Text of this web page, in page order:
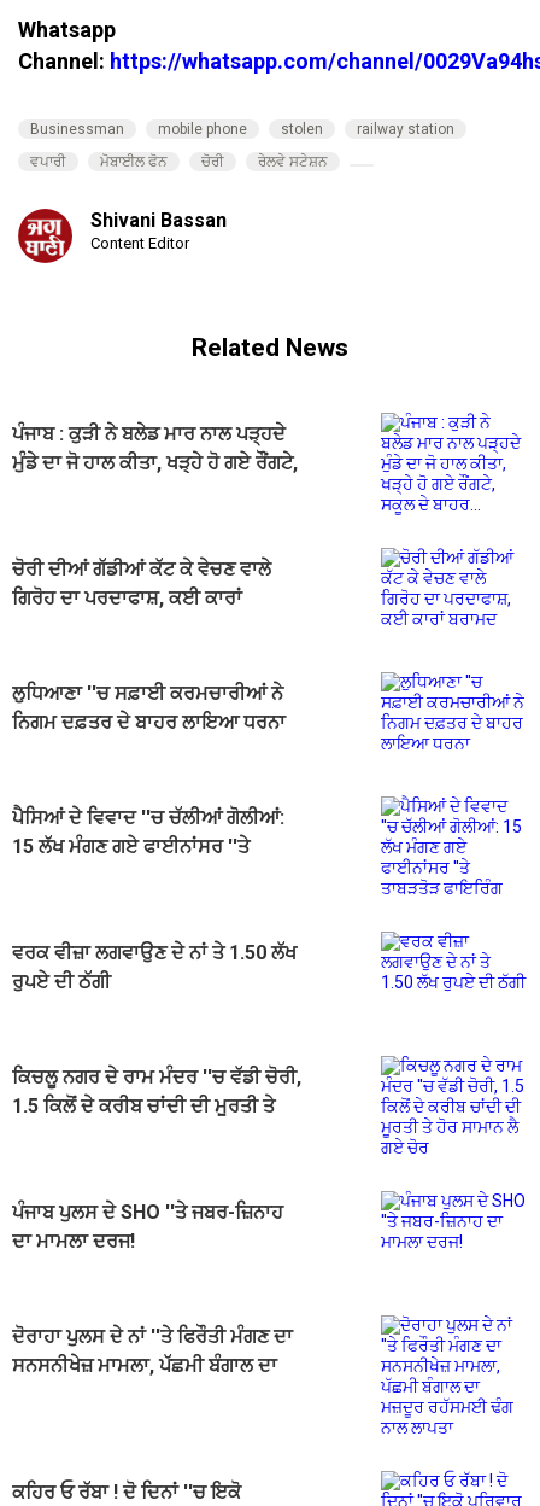
Whatsapp
Channel: https://whatsapp.com/channel/
Businessman mobile phone stolen
railway station
ਵਪਾਰੀ
ਮੋਬਾਈਲ ਫੋਨ ਚੋਰੀ ਰੇਲਵੇ ਸਟੇਸ਼ਨ
Shivani Bassan
Content Editor
Related News
ਪੰਜਾਬ : ਕੁੜੀ ਨੇ ਬਲੇਡ ਮਾਰ ਨਾਲ ਪੜ੍ਹਦੇ
ਮੁੰਡੇ ਦਾ ਜੋ ਹਾਲ ਕੀਤਾ, ਖੜ੍ਹੇ ਹੋ ਗਏ ਰੌਂਗਟੇ,
ਚੋਰੀ ਦੀਆਂ ਗੱਡੀਆਂ ਕੱਟ ਕੇ ਵੇਚਣ ਵਾਲੇ
ਗਿਰੋਹ ਦਾ ਪਰਦਾਫਾਸ਼, ਕਈ ਕਾਰਾਂ
ਲੁਧਿਆਣਾ ''ਚ ਸਫ਼ਾਈ ਕਰਮਚਾਰੀਆਂ ਨੇ
ਨਿਗਮ ਦਫ਼ਤਰ ਦੇ ਬਾਹਰ ਲਾਇਆ ਧਰਨਾ
ਪੈਸਿਆਂ ਦੇ ਵਿਵਾਦ ''ਚ ਚੱਲੀਆਂ ਗੋਲੀਆਂ:
15 ਲੱਖ ਮੰਗਣ ਗਏ ਫਾਈਨਾਂਸਰ ''ਤੇ
ਵਰਕ ਵੀਜ਼ਾ ਲਗਵਾਉਣ ਦੇ ਨਾਂ ਤੇ 1.50 ਲੱਖ
ਰੁਪਏ ਦੀ ਠੱਗੀ
ਕਿਚਲੂ ਨਗਰ ਦੇ ਰਾਮ ਮੰਦਰ ''ਚ ਵੱਡੀ ਚੋਰੀ,
1.5 ਕਿਲੋਂ ਦੇ ਕਰੀਬ ਚਾਂਦੀ ਦੀ ਮੂਰਤੀ ਤੇ
ਪੰਜਾਬ ਪੁਲਸ ਦੇ SHO ''ਤੇ ਜਬਰ-ਜ਼ਿਨਾਹ
ਦਾ ਮਾਮਲਾ ਦਰਜ!
ਦੋਰਾਹਾ ਪੁਲਸ ਦੇ ਨਾਂ ''ਤੇ ਫਿਰੌਤੀ ਮੰਗਣ ਦਾ
ਸਨਸਨੀਖੇਜ਼ ਮਾਮਲਾ, ਪੱਛਮੀ ਬੰਗਾਲ ਦਾ
ਕਹਿਰ ਓ ਰੱਬਾ ! ਦੋ ਦਿਨਾਂ ''ਚ ਇਕੋ